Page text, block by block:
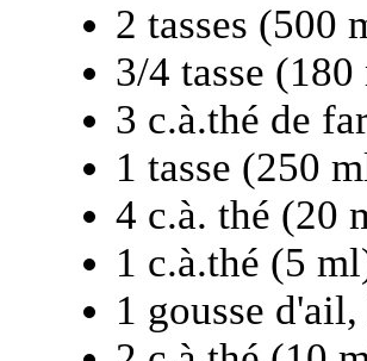
2 tasses (500
3/4 tasse
3 c.à.thé de
1 tasse (250
4 c.à. thé (20
1 c.à.thé (5
1 gousse d'ail,